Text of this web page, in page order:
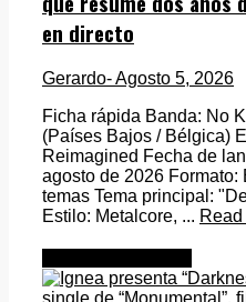
en directo
Gerardo- Agosto 5, 2026
Ficha rápida Banda: No
(Países Bajos / Bélgica)
Reimagined Fecha de
agosto de 2026 Formato:
temas Tema principal:
Estilo: Metalcore, ...